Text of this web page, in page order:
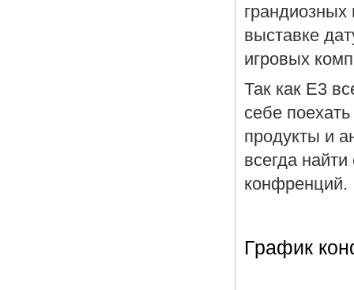
выставке
игровых
Так как E3
себе
продукты и
всегда
конфренций.
График